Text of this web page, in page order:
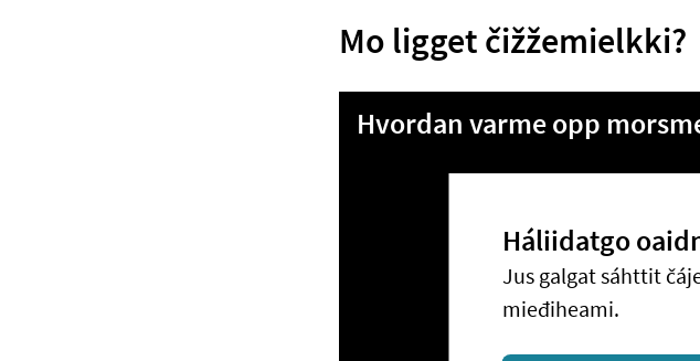
Mo ligget čižžemielkki?
Hvordan varme opp
Háliidatgo
Jus galgat sáhttit
mieđiheami.